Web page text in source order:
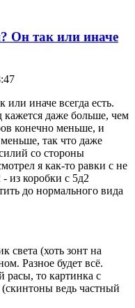
Он так или иначе
иначе всегда есть.
даже больше, чем
конечно меньше, и
так что даже
со стороны
я как-то равки с не
из коробки с 5д2
до нормального вида
света (хоть зонт на
Разное будет всё.
расы, то картинка с
ведь частный